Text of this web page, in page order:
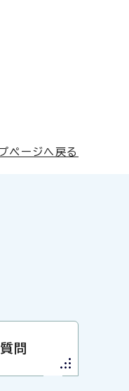
ページへ戻る
問